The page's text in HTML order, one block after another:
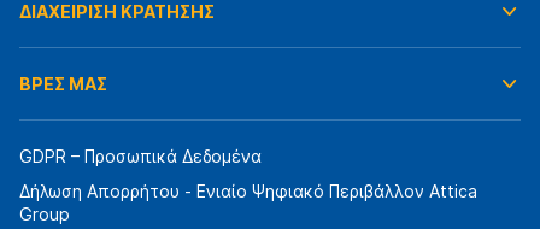
ΔΙΑΧΕΙΡΙΣΗ ΚΡΑΤΗΣΗΣ
ΒΡΕΣ ΜΑΣ
GDPR – Προσωπικά Δεδομένα
Δήλωση Απορρήτου - Ενιαίο Ψηφιακό Περιβάλλον Attica
Group